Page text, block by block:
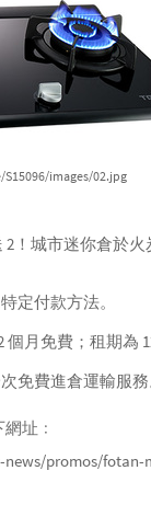
images/02.jpg
！城市迷你倉於
定付款方法。
月免費；租期為
免費進倉運輸服務
址﹕
promos/fotan-